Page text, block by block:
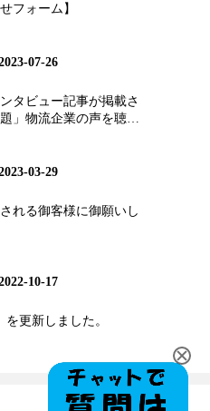
フォーム】
07-26
タビュー記事が掲載さ
」物流企業の声を聴く
03-29
れる御客様に御願いし
10-17
を更新しました。